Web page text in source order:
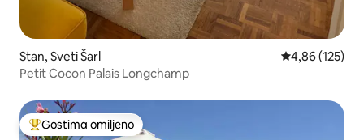
Stan, Sveti Šarl Prosečna
4,86 (125)
Petit Cocon Palais Longchamp
Najuspešniji među gostima omiljenim
Gostima omiljeno